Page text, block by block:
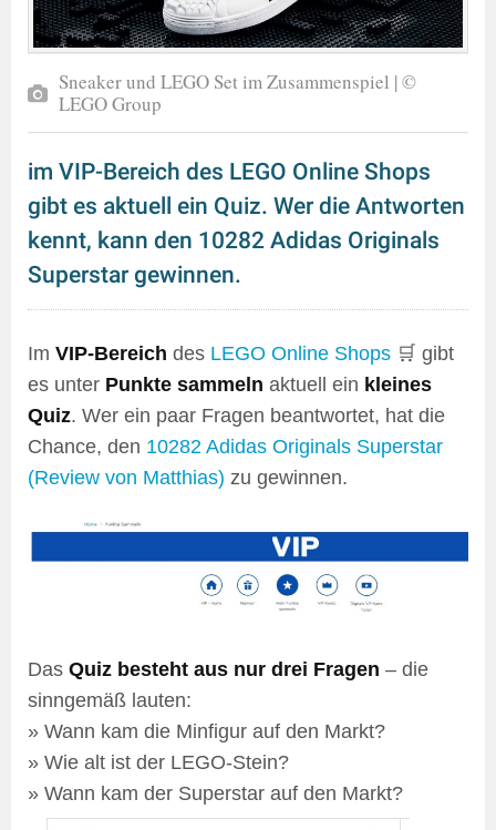
Sneaker und LEGO Set im Zusammenspiel | ©
LEGO Group
im VIP-Bereich des LEGO Online Shops
gibt es aktuell ein Quiz. Wer die Antworten
kennt, kann den 10282 Adidas Originals
Superstar gewinnen.
Im VIP-Bereich des LEGO Online Shops 🛒 gibt
es unter Punkte sammeln aktuell ein kleines
Quiz. Wer ein paar Fragen beantwortet, hat die
Chance, den 10282 Adidas Originals Superstar
(Review von Matthias) zu gewinnen.
Das Quiz besteht aus nur drei Fragen – die
sinngemäß lauten:
» Wann kam die Minfigur auf den Markt?
» Wie alt ist der LEGO-Stein?
» Wann kam der Superstar auf den Markt?